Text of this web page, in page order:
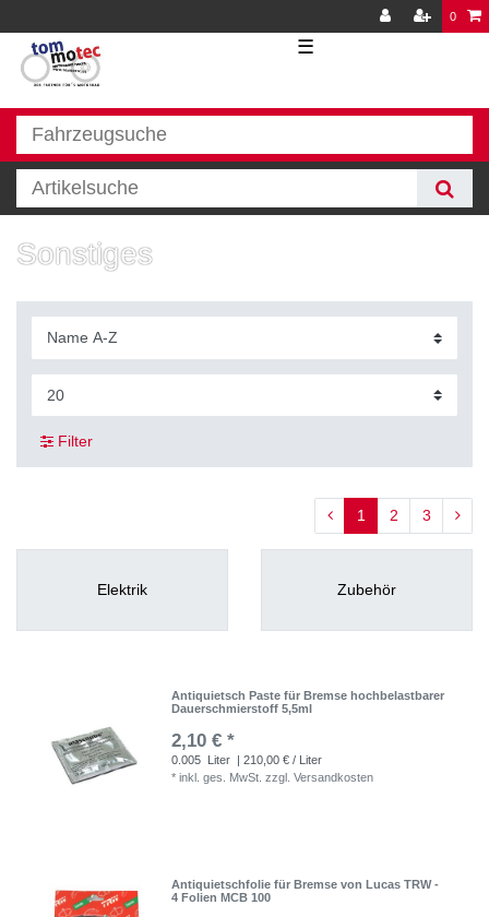
0
☰
Sonstiges
Filter
1 2 3
Elektrik Zubehör
Antiquietsch Paste für Bremse hochbelastbarer
Dauerschmierstoff 5,5ml
2,10 € *
0.005 Liter | 210,00 € / Liter
*inkl. ges. MwSt. zzgl.Versandkosten
Antiquietschfolie für Bremse von Lucas TRW -
4 Folien MCB 100